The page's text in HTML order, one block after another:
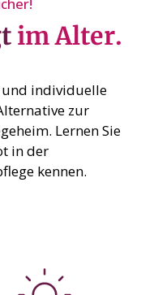
im Alter.
individuelle
zur
Lernen Sie
in der
kennen.